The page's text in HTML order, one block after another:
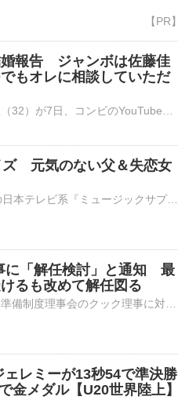
婚報告 ジャンボは佐藤佳
もオレに相談していただ
ズ 元気のない父＆失恋女
TUBEとHY・仲宗根泉が、15日放送の日本テレビ系『ミュージックサプライズ』（後3：00～後4：00※関東ローカル、放送終了後TVer配信あり）にサプライズゲストとして出演する。 【番組カット】父娘の絆に涙…歌をプレ⋯
に「解任検討」と通知 最
るも改めて解任図る
レミーが13秒54で準決勝
メダル【U20世界陸上】